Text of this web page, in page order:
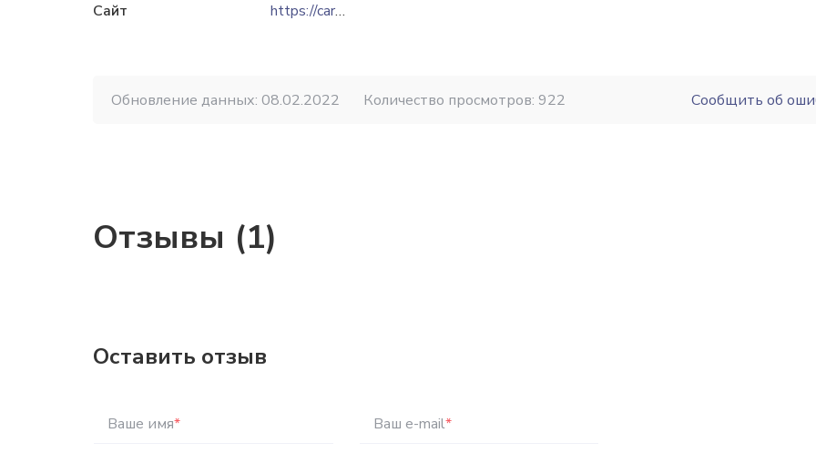
Сайт
https://carpathianpetfood.com
Обновление данных: 08.02.2022 Количество просмотров: 922 Сообщить об
Отзывы (1)
Оставить отзыв
Ваше имя* Ваш e-mail*